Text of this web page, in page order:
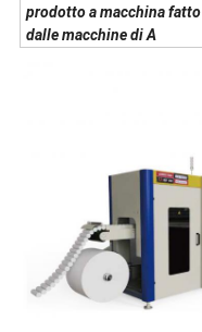
prodotto a macchina fatto
dalle macchine di A